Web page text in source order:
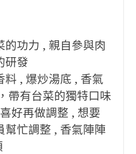
的功力 , 親自參與肉
研發
料 , 爆炒湯底 , 香氣
帶有台菜的獨特口味
好再做調整 , 想要
幫忙調整 , 香氣陣陣